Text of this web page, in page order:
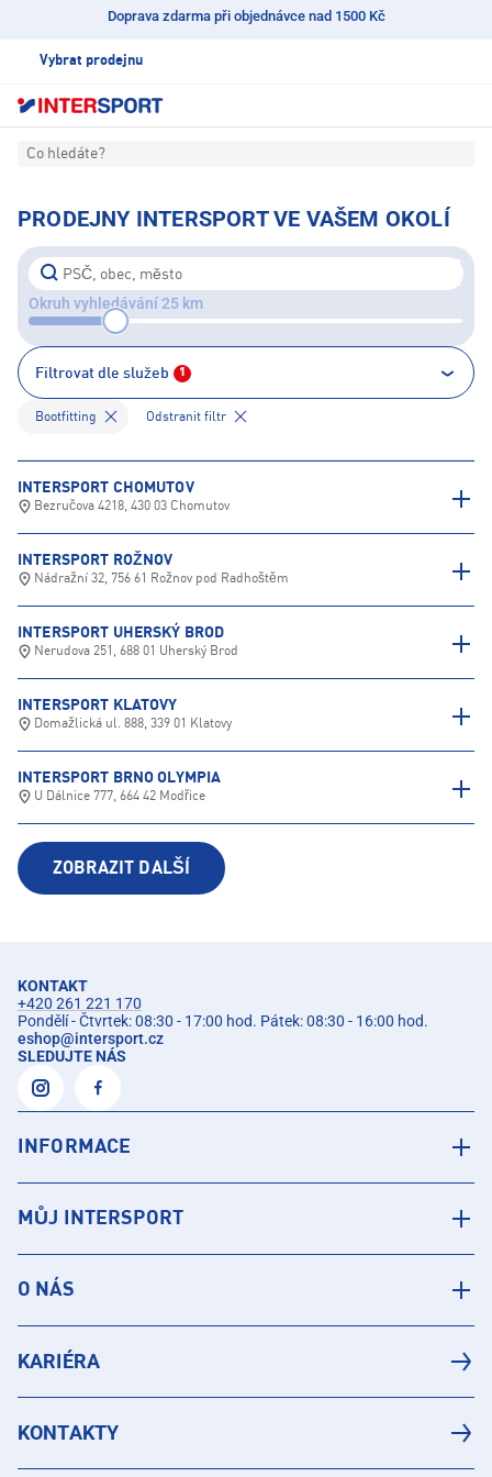
Doprava zdarma při objednávce nad 1500 Kč
Vybrat prodejnu
Co hledáte?
PRODEJNY INTERSPORT VE VAŠEM OKOLÍ
Okruh vyhledávání 25 km
Filtrovat dle služeb 1
Bootfitting Odstranit filtr
INTERSPORT CHOMUTOV
Bezručova 4218, 430 03 Chomutov
INTERSPORT ROŽNOV
Nádražní 32, 756 61 Rožnov pod Radhoštěm
INTERSPORT UHERSKÝ BROD
Nerudova 251, 688 01 Uherský Brod
INTERSPORT KLATOVY
Domažlická ul. 888, 339 01 Klatovy
INTERSPORT BRNO OLYMPIA
U Dálnice 777, 664 42 Modřice
ZOBRAZIT DALŠÍ
KONTAKT
+420 261 221 170
Pondělí - Čtvrtek: 08:30 - 17:00 hod. Pátek: 08:30 - 16:00 hod.
eshop@intersport.cz
SLEDUJTE NÁS
INFORMACE
MŮJ INTERSPORT
O NÁS
KARIÉRA
KONTAKTY